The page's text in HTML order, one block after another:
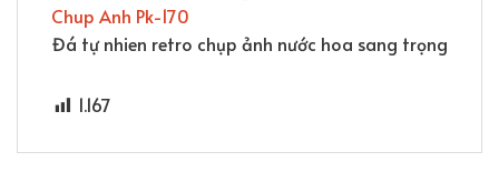
Đá tự nhien retro chụp ảnh nước hoa sang trọng
1.167